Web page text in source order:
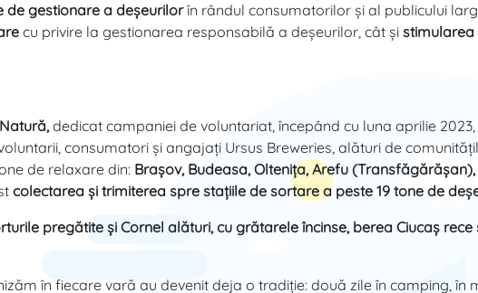
de gestionare a deșeurilorîn rândul consumatorilor și al publicului
cu privire la gestionarea responsabilă a deșeurilor, cât și stimularea
dedicat campaniei de voluntariat, începând cu luna aprilie
consumatori și angajați Ursus Breweries, alături de
de relaxare din: Brașov, Budeasa, Oltenița, Arefu
colectarea și trimiterea spre stațiile de sortare a peste 19 tone de
pregătite și Cornel alături, cu grătarele încinse, berea Ciucaș
în fiecare vară au devenit deja o tradiție: două zile în camping, în